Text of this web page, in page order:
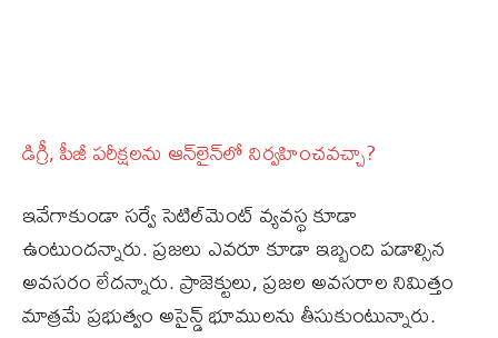
డిగ్రీ, పీజీ పరీక్షలను ఆన్‌లైన్‌లో నిర్వహించవచ్చా?
ఇవేగాకుండా స‌ర్వే సెటిల్‌మెంట్ వ్యవస్థ కూడా
ఉంటుంద‌న్నారు. ప్రజలు ఎవ‌రూ కూడా ఇబ్బంది ప‌డాల్సిన
అవ‌స‌రం లేద‌న్నారు. ప్రాజెక్టులు, ప్రజల అవసరాల నిమిత్తం
మాత్రమే ప్రభుత్వం అసైన్డ్ భూముల‌ను తీసుకుంటున్నారు.